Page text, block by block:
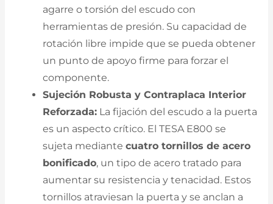
agarre o torsión del escudo con
herramientas de presión. Su capacidad de
rotación libre impide que se pueda obtener
un punto de apoyo firme para forzar el
componente.
Sujeción Robusta y Contraplaca Interior
Reforzada: La fijación del escudo a la puerta
es un aspecto crítico. El TESA E800 se
sujeta mediantecuatro tornillos de acero
bonificado, un tipo de acero tratado para
aumentar su resistencia y tenacidad. Estos
tornillos atraviesan la puerta y se anclan a